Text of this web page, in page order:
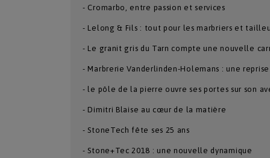
- Cromarbo, entre passion et services
- Lelong & Fils : tout pour les marbriers et
- Le granit gris du Tarn compte une nouvelle
- Marbrerie Vanderlinden-Holemans : une
- le pôle de la pierre ouvre ses portes sur son
- Dimitri Blaise au cœur de la matière
- StoneTech fête ses 25 ans
- Stone+Tec 2018 : une nouvelle dynamique